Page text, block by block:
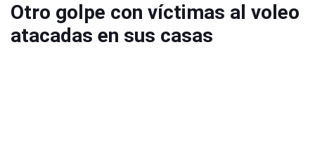
Otro golpe con víctimas al voleo
atacadas en sus casas